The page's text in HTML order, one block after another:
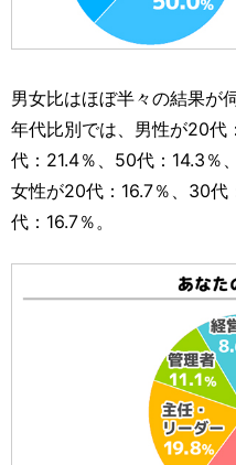
男女比はほぼ半々の結果が
年代比別では、男性が20代
代：21.4％、50代：14.3％
女性が20代：16.7％、30
代：16.7％。